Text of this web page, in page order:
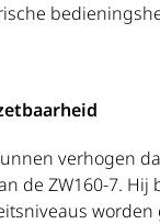
verhogen
de ZW160-7.